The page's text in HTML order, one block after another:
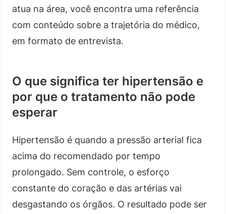
atua na área, você encontra uma referência
com conteúdo sobre a trajetória do médico,
em formato de entrevista.
O que significa ter hipertensão e
por que o tratamento não pode
esperar
Hipertensão é quando a pressão arterial fica
acima do recomendado por tempo
prolongado. Sem controle, o esforço
constante do coração e das artérias vai
desgastando os órgãos. O resultado pode ser